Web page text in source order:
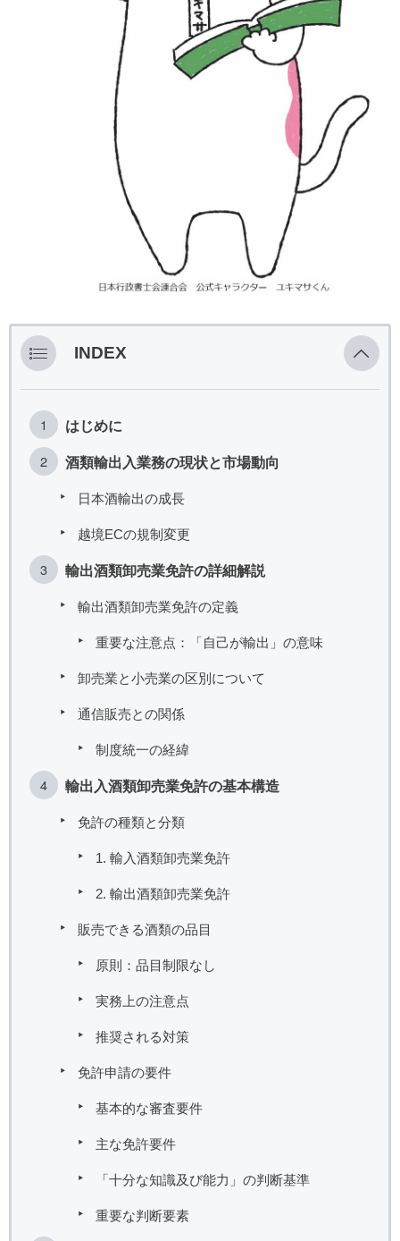
INDEX
はじめに
酒類輸出入業務の現状と市場動向
日本酒輸出の成長
越境ECの規制変更
輸出酒類卸売業免許の詳細解説
輸出酒類卸売業免許の定義
重要な注意点：「自己が輸出」の意味
卸売業と小売業の区別について
通信販売との関係
制度統一の経緯
輸出入酒類卸売業免許の基本構造
免許の種類と分類
1. 輸入酒類卸売業免許
2. 輸出酒類卸売業免許
販売できる酒類の品目
原則：品目制限なし
実務上の注意点
推奨される対策
免許申請の要件
基本的な審査要件
主な免許要件
「十分な知識及び能力」の判断基準
重要な判断要素